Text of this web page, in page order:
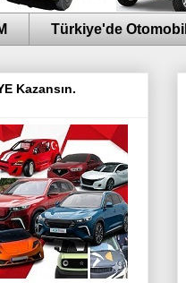
Türkiye'de
Kazansın.